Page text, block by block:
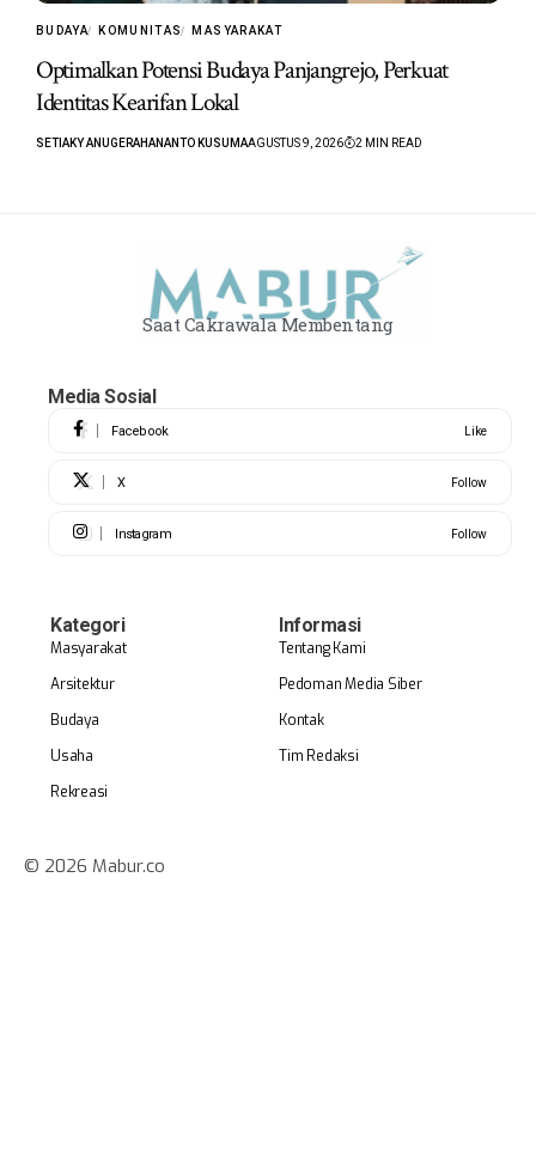
BUDAYA KOMUNITAS MASYARAKAT
Optimalkan Potensi Budaya Panjangrejo, Perkuat
Identitas Kearifan Lokal
SETIAKY ANUGERAHANANTO KUSUMAAGUSTUS 9, 2026 2 MIN READ
Saat Cakrawala Membentang
Media Sosial
Facebook Like
X Follow
Instagram Follow
Kategori
Masyarakat
Arsitektur
Budaya
Usaha
Rekreasi
Informasi
Tentang Kami
Pedoman Media Siber
Kontak
Tim Redaksi
© 2026 Mabur.co